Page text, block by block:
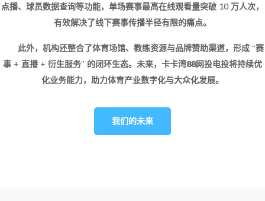
点播、球员数据查询等功能，单场赛事最高在线观看量突破 10 万人次，
有效解决了线下赛事传播半径有限的痛点。
此外，机构还整合了体育场馆、教练资源与品牌赞助渠道，形成 “赛
事 + 直播 + 衍生服务” 的闭环生态。未来， 卡卡湾88网投电投将持续优
化业务能力，助力体育产业数字化与大众化发展。
我们的未来